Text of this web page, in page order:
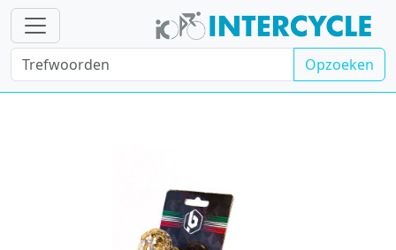
Opzoeken